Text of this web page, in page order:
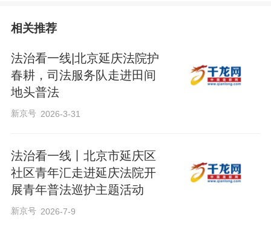
相关推荐
法治看一线|北京延庆法院护
春耕，司法服务队走进田间
地头普法
新京号 2026-3-31
法治看一线丨北京市延庆区
社区青年汇走进延庆法院开
展青年普法巡护主题活动
新京号 2026-7-9